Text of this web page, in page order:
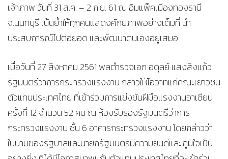
เจ้าภาพ วันที่ 31 ส.ค. – 2 ก.ย. 61 ณ อิมแพ็คเมืองทองธานี
จ.นนทบุรี เน้นย้ำให้ทุกคนแสดงศักยภาพอย่างเต็มที่ นำ
ประสบการณ์ไปต่อยอด และพัฒนาตนเองอยู่เสมอ
เมื่อวันที่ 27 สิงหาคม 2561 พลตำรวจเอก อดุลย์ แสงสิงแก้ว
รัฐมนตรีว่าการกระทรวงแรงงาน กล่าวให้โอวาทแก่คณะเยาวชน
ตัวแทนประเทศไทย ที่เข้าร่วมการแข่งขันฝีมือแรงงานอาเซียน
ครั้งที่ 12 จำนวน 52 คน ณ ห้องรับรองรัฐมนตรีว่าการ
กระทรวงแรงงาน ชั้น 6 อาคารกระทรวงแรงงาน โดยกล่าวว่า
ในนามของรัฐบาลและนายกรัฐมนตรีมีความยินดีและภูมิใจเป็น